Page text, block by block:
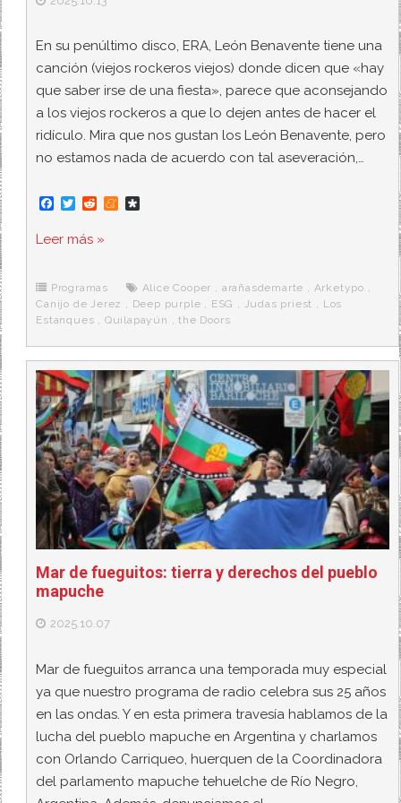
En su penúltimo disco, ERA, León Benavente tiene una
canción (viejos rockeros viejos) donde dicen que «hay
que saber irse de una fiesta», parece que aconsejando
a los viejos rockeros a que lo dejen antes de hacer el
ridículo. Mira que nos gustan los León Benavente, pero
no estamos nada de acuerdo con tal aseveración,…
F
e
o
k
T
t
r
R
d
M
e
r
a
Leer más »
Programas Alice Cooper , arañasdemarte , Arketypo ,
Canijo de Jerez , Deep purple , ESG , Judas priest , Los
Estanques , Quilapayún ,the Doors
Mar de fueguitos: tierra y derechos del pueblo
mapuche
2025.10.07
Mar de fueguitos arranca una temporada muy especial
ya que nuestro programa de radio celebra sus 25 años
en las ondas. Y en esta primera travesía hablamos de la
lucha del pueblo mapuche en Argentina y charlamos
con Orlando Carriqueo, huerquen de la Coordinadora
del parlamento mapuche tehuelche de Río Negro,